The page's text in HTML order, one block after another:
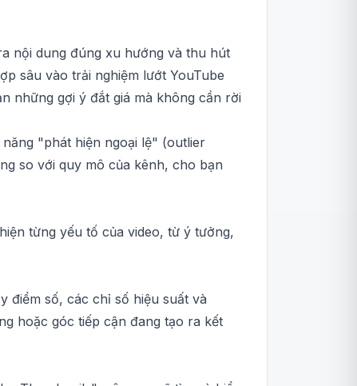
nội dung đúng xu hướng và thu hút
sâu vào trải nghiệm lướt YouTube
những gợi ý đắt giá mà không cần rời
"phát hiện ngoại lệ" (outlier
so với quy mô của kênh, cho bạn
từng yếu tố của video, từ ý tưởng,
điểm số, các chỉ số hiệu suất và
hoặc góc tiếp cận đang tạo ra kết